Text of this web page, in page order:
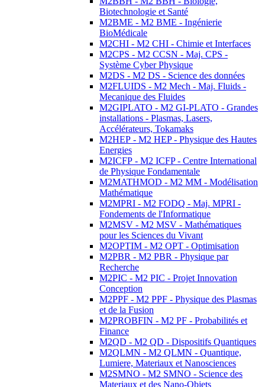
Biotechnologie et Santé
M2BME - M2 BME - Ingénierie
BioMédicale
M2CHI - M2 CHI - Chimie et Interfaces
M2CPS - M2 CCSN - Maj. CPS -
Système Cyber Physique
M2DS - M2 DS - Science des données
M2FLUIDS - M2 Mech - Maj. Fluids -
Mecanique des Fluides
M2GIPLATO - M2 GI-PLATO - Grandes
installations - Plasmas, Lasers,
Accélérateurs, Tokamaks
M2HEP - M2 HEP - Physique des Hautes
Energies
M2ICFP - M2 ICFP - Centre International
de Physique Fondamentale
M2MATHMOD - M2 MM - Modélisation
Mathématique
M2MPRI - M2 FODQ - Maj. MPRI -
Fondements de l'Informatique
M2MSV - M2 MSV - Mathématiques
pour les Sciences du Vivant
M2OPTIM - M2 OPT - Optimisation
M2PBR - M2 PBR - Physique par
Recherche
M2PIC - M2 PIC - Projet Innovation
Conception
M2PPF - M2 PPF - Physique des Plasmas
et de la Fusion
M2PROBFIN - M2 PF - Probabilités et
Finance
M2QD - M2 QD - Dispositifs Quantiques
M2QLMN - M2 QLMN - Quantique,
Lumiere, Materiaux et Nanosciences
M2SMNO - M2 SMNO - Science des
Materiaux et des Nano-Objets